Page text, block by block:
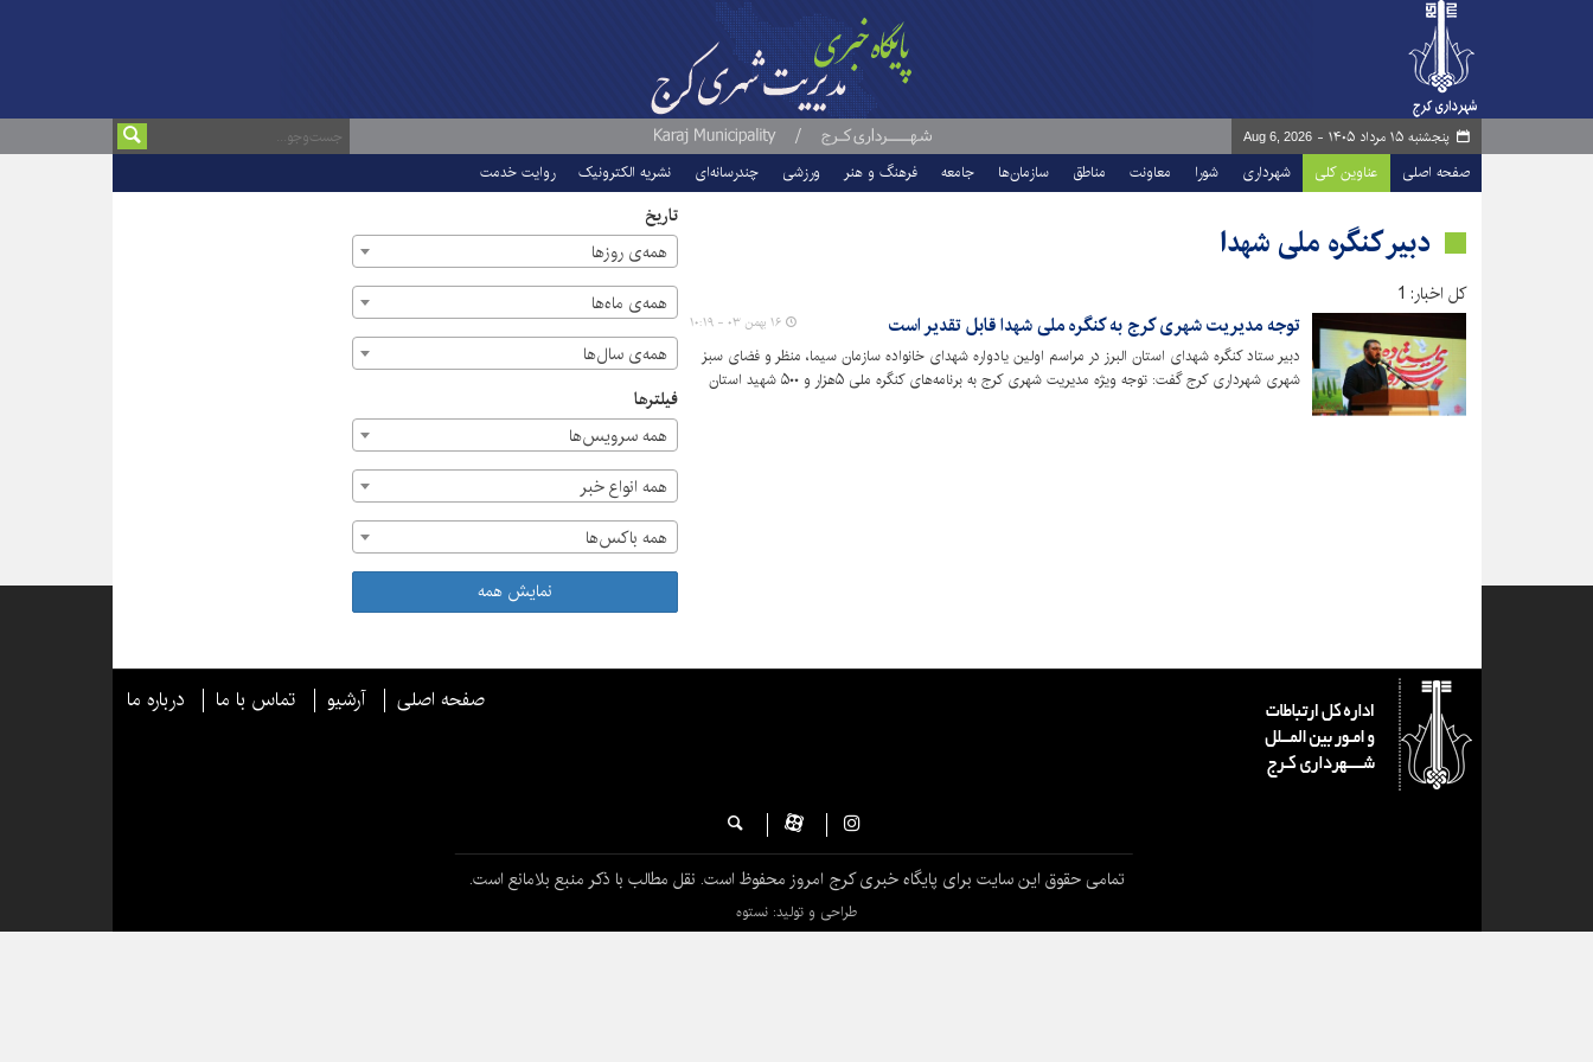
پنجشنبه ۱۵ مرداد ۱۴۰۵ - Aug 6, 2026
صفحه اصلی عناوین کلی شهرداری شورا معاونت مناطق سازمان‌ها جامعه فرهنگ و هنر ورزشی چندرسانه‌ای نشریه الکترونیک روایت خدمت
دبیر کنگره ملی شهدا
کل اخبار: 1
توجه مدیریت شهری کرج به کنگره ملی شهدا قابل تقدیر است
دبیر ستاد کنگره شهدای استان البرز در مراسم اولین یادواره شهدای خانواده سازمان سیما، منظر و فضای سبز
شهری شهرداری کرج گفت: توجه ویژه مدیریت شهری کرج به برنامه‌های کنگره ملی ۵هزار و ۵۰۰ شهید استان
۱۶ بهمن ۰۳ - ۱۰:۱۹
تاریخ
همه‌ی روزها
همه‌ی ماه‌ها
همه‌ی سال‌ها
فیلترها
همه سرویس‌ها
همه انواع خبر
همه باکس‌ها
نمایش همه
صفحه اصلی آرشیو تماس با ما درباره ما
تمامی حقوق این سایت برای پایگاه خبری کرج امروز محفوظ است. نقل مطالب با ذکر منبع بلامانع است.
طراحی و تولید: نستوه